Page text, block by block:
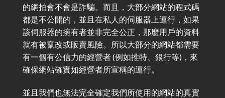
的網拍會不會是詐騙。而且，大部分網站的程式碼
都是不公開的，並且在私人的伺服器上運行，如果
該伺服器的擁有者並非完全公正，那麼用戶的資料
就有被竄改或販賣風險。所以大部分的網站都需要
有一個有公信力的經營者 (例如推特、銀行等)，來
確保網站確實如經營者所宣稱的運行。
並且我們也無法完全確定我們所使用的網站的真實